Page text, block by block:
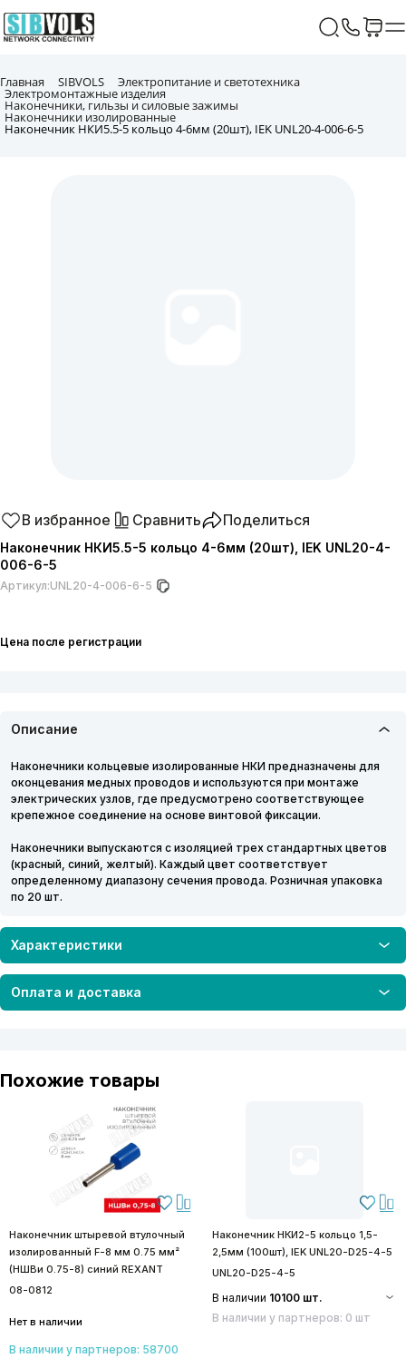
Главная SIBVOLS Электропитание и светотехника
Электромонтажные изделия
Наконечники, гильзы и силовые зажимы
Наконечники изолированные
Наконечник НКИ5.5-5 кольцо 4-6мм (20шт), IEK UNL20-4-006-6-5
В избранное Сравнить Поделиться
Наконечник НКИ5.5-5 кольцо 4-6мм (20шт), IEK UNL20-4-
006-6-5
Артикул:UNL20-4-006-6-5
Цена после регистрации
Описание
Наконечники кольцевые изолированные НКИ предназначены для
оконцевания медных проводов и используются при монтаже
электрических узлов, где предусмотрено соответствующее
крепежное соединение на основе винтовой фиксации.
Наконечники выпускаются с изоляцией трех стандартных цветов
(красный, синий, желтый). Каждый цвет соответствует
определенному диапазону сечения провода. Розничная упаковка
по 20 шт.
Характеристики
Оплата и доставка
Похожие товары
Наконечник штыревой втулочный
изолированный F-8 мм 0.75 мм²
(НШВи 0.75-8) синий REXANT
08-0812
Нет в наличии
В наличии у партнеров: 58700
Наконечник НКИ2-5 кольцо 1,5-
2,5мм (100шт), IEK UNL20-D25-4-5
UNL20-D25-4-5
В наличии 10100 шт.
В наличии у партнеров: 0 шт